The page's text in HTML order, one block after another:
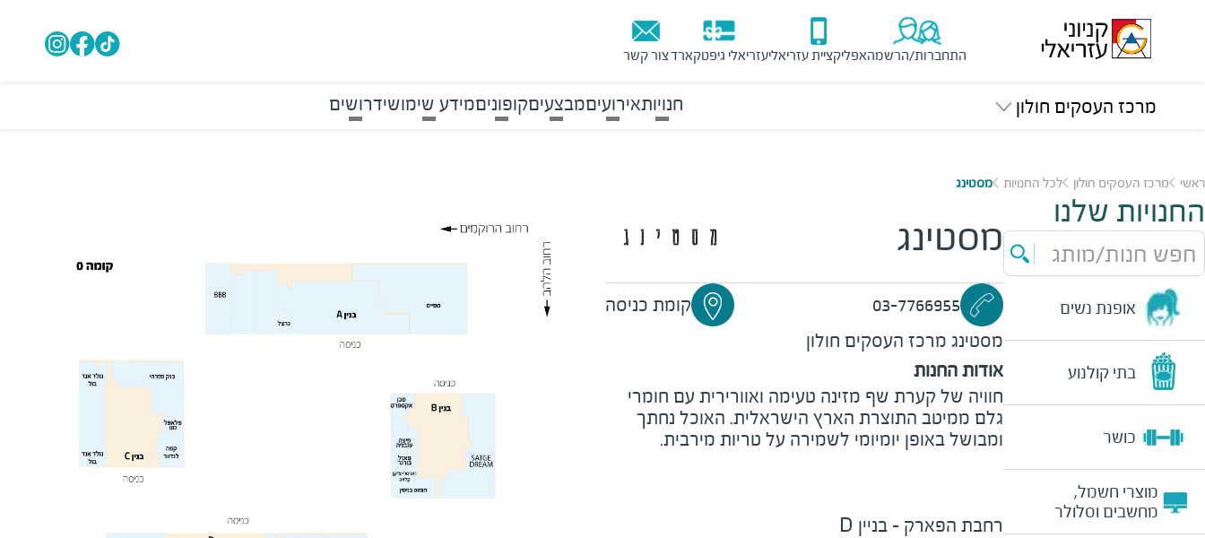
התחברות/הרשמהאפליקציית עזריאליעזריאלי גיפטקארדצור קשר
מרכז העסקים חולון חנויותאירועיםמבצעיםקופוניםמידע שימושידרושים
ראשי מרכז העסקים חולון לכל החנויות מסטינג
החנויות שלנו
חפש חנות/מותג
אופנת נשים
בתי קולנוע
כושר
מוצרי חשמל,
מחשבים וסלולר
מסטינג
03-7766955
קומת כניסה
מסטינג מרכז העסקים חולון
אודות החנות
חוויה של קערת שף מזינה טעימה ואוורירית עם חומרי
גלם ממיטב התוצרת הארץ הישראלית. האוכל נחתך
ומבושל באופן יומיומי לשמירה על טריות מירבית.
רחבת הפארק - בניין D